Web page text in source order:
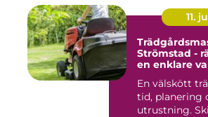
11.
Strömstad -
en enklare
En välskött
tid, planering
utrustning.